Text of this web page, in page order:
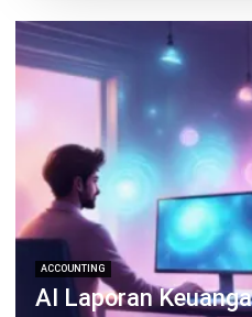
Implementasi
Dewi Sartika - 03/07/2026
Jalankan
Bersama